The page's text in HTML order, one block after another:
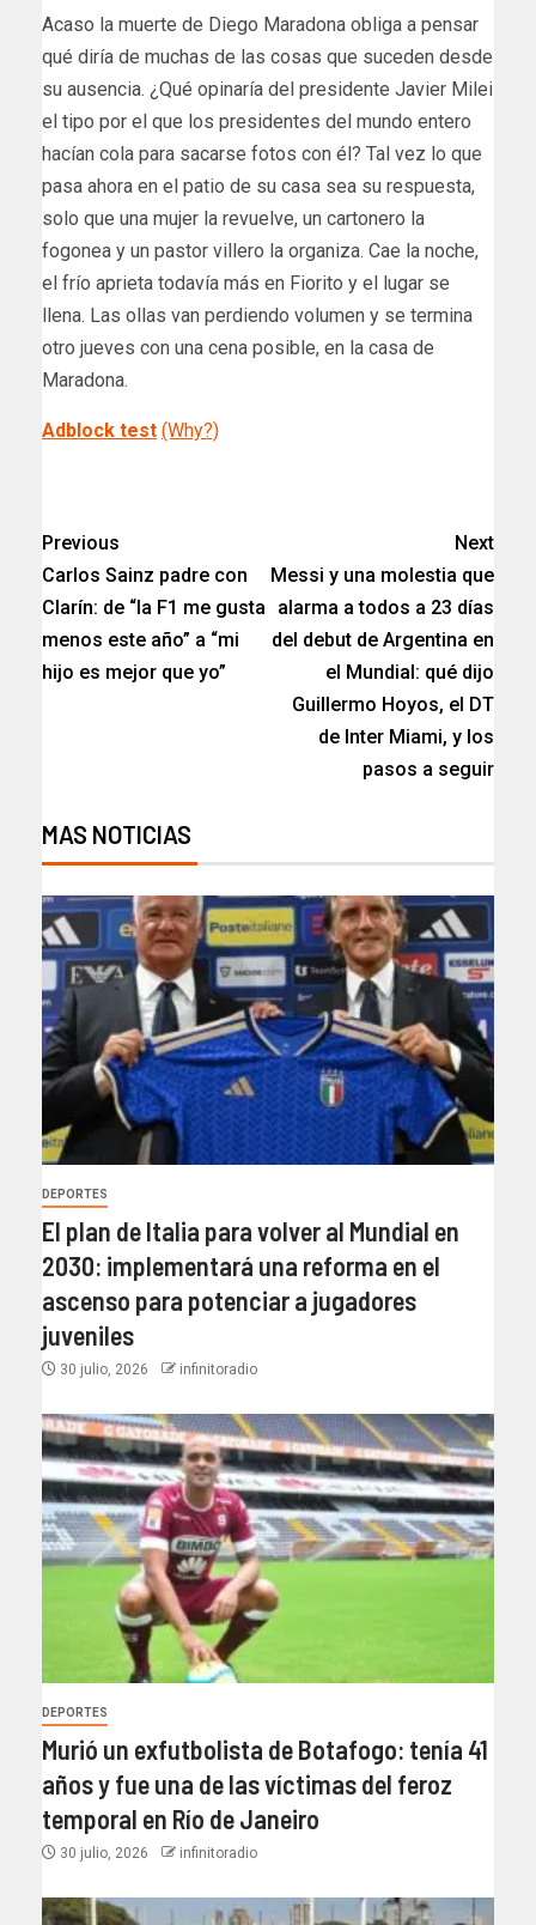
Acaso la muerte de Diego Maradona obliga a pensar
qué diría de muchas de las cosas que suceden desde
su ausencia. ¿Qué opinaría del presidente Javier Milei
el tipo por el que los presidentes del mundo entero
hacían cola para sacarse fotos con él? Tal vez lo que
pasa ahora en el patio de su casa sea su respuesta,
solo que una mujer la revuelve, un cartonero la
fogonea y un pastor villero la organiza. Cae la noche,
el frío aprieta todavía más en Fiorito y el lugar se
llena. Las ollas van perdiendo volumen y se termina
otro jueves con una cena posible, en la casa de
Maradona.
Adblock test (Why?)
Previous
Carlos Sainz padre con
Clarín: de “la F1 me gusta
menos este año” a “mi
hijo es mejor que yo”
Next
Messi y una molestia que
alarma a todos a 23 días
del debut de Argentina en
el Mundial: qué dijo
Guillermo Hoyos, el DT
de Inter Miami, y los
pasos a seguir
MAS NOTICIAS
DEPORTES
El plan de Italia para volver al Mundial en
2030: implementará una reforma en el
ascenso para potenciar a jugadores
juveniles
30 julio, 2026 infinitoradio
DEPORTES
Murió un exfutbolista de Botafogo: tenía 41
años y fue una de las víctimas del feroz
temporal en Río de Janeiro
30 julio, 2026 infinitoradio